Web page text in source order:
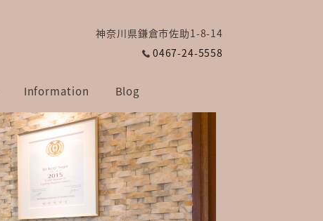
神奈川県鎌倉市佐助1-8-14
0467-24-5558
Information Blog